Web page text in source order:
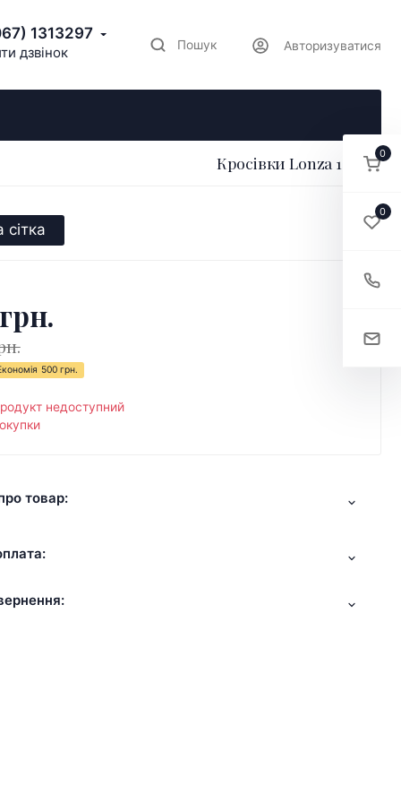
1313297
дзвінок Пошук Авторизуватися
Кросівки Lonza 184681
сітка
500 грн.
недоступний
товар:
0
0